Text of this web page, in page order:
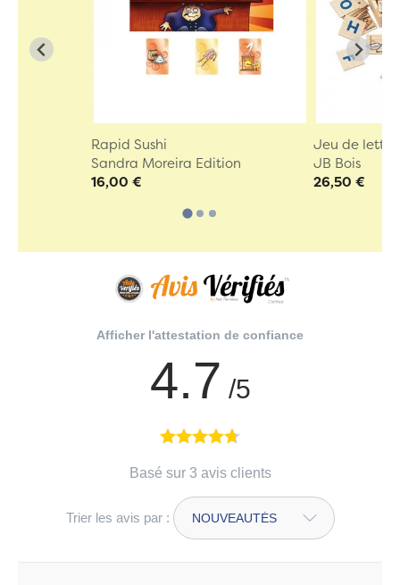
Rapid Sushi
Sandra Moreira Edition
16,00 €
Jeu de
JB Bois
26,50 €
Afficher l'attestation de confiance
4.7 /5
Basé sur 3 avis clients
Trier les avis par :